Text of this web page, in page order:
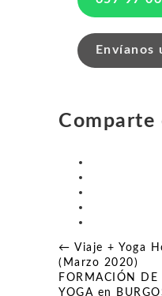
Envíanos
Comparte
Navegación
de
entradas
← Viaje + Yoga
(Marzo 2020)
FORMACIÓN DE
YOGA en